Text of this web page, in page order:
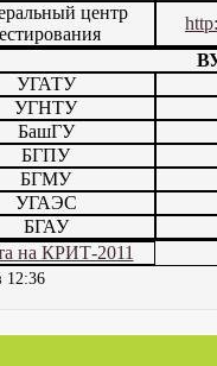
центр
УГАТУ
УГНТУ
БашГУ
БГПУ
БГМУ
УГАЭС
БГАУ
на КРИТ-2011
12:36